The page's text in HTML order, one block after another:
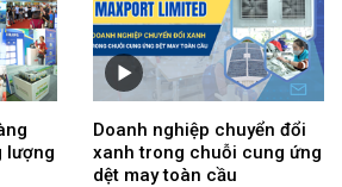
lượng
Doanh nghiệp chuyển đổi
xanh trong chuỗi cung ứng
dệt may toàn cầu